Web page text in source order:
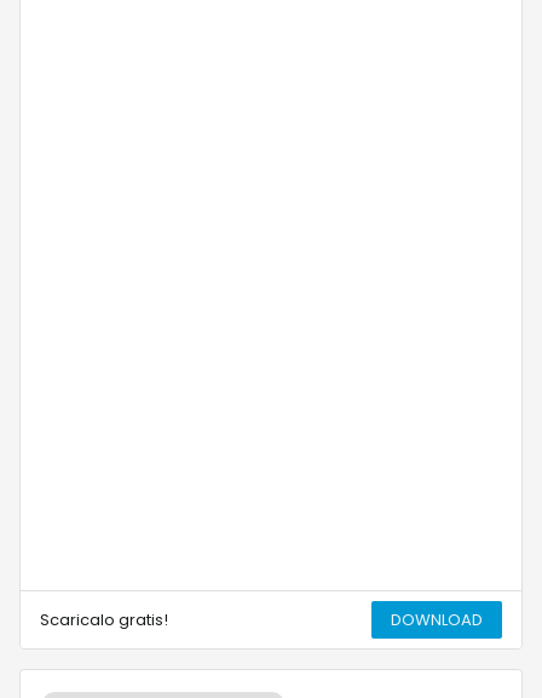
Scaricalo gratis! DOWNLOAD